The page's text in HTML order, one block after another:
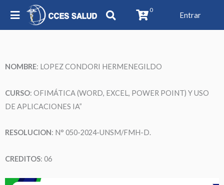
0
Entrar
NOMBRE: LOPEZ CONDORI HERMENEGILDO
CURSO: OFIMÁTICA (WORD, EXCEL, POWER POINT) Y USO
DE APLICACIONES IA”
RESOLUCION: N° 050-2024-UNSM/FMH-D.
CREDITOS: 06